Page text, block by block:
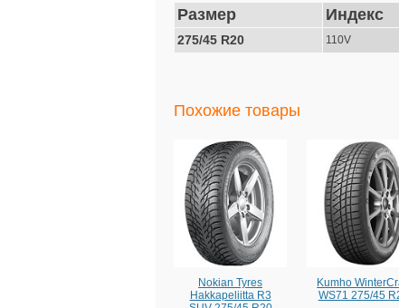
Размер Индекс
275/45 R20 110V
Похожие товары
Nokian Tyres
Hakkapeliitta R3
Kumho
WS71 275/45